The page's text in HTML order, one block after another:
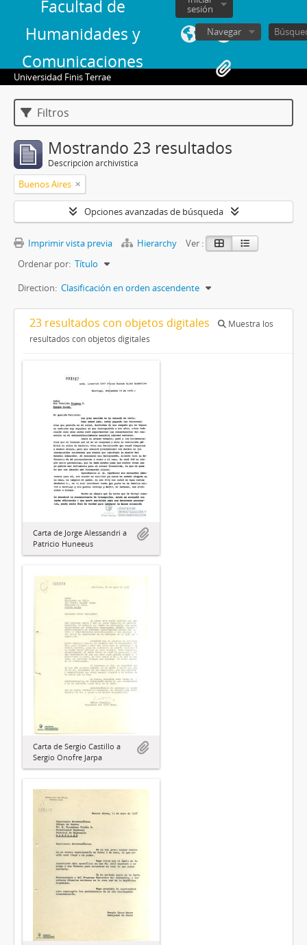
Facultad de
Humanidades y
Comunicaciones
sesión
Navegar
Universidad Finis Terrae
Filtros
Mostrando 23 resultados
Descripción archivística
Buenos Aires
Opciones avanzadas de búsqueda
Imprimir vista previa Hierarchy
Ver :
Ordenar por: Título
Direction: Clasificación en orden ascendente
23 resultados con objetos digitales
Muestra los
resultados con objetos digitales
Carta de Jorge Alessandri a
Patricio Huneeus
Carta de Sergio Castillo a
Sergio Onofre Jarpa